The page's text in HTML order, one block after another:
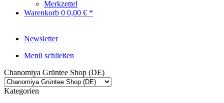
Merkzettel
Warenkorb 0 0,00 € *
Newsletter
Menü schließen
Chanomiya Grüntee Shop (DE)
Kategorien